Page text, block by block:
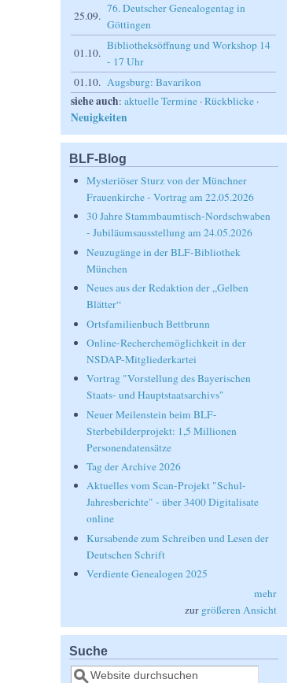
25.09.
76. Deutscher Genealogentag in
Göttingen
01.10.
Bibliotheksöffnung und Workshop 14
- 17 Uhr
01.10. Augsburg: Bavarikon
siehe auch:aktuelle Termine ·Rückblicke ·
Neuigkeiten
BLF-Blog
Mysteriöser Sturz von der Münchner
Frauenkirche - Vortrag am 22.05.2026
30 Jahre Stammbaumtisch-Nordschwaben
- Jubiläumsausstellung am 24.05.2026
Neuzugänge in der BLF-Bibliothek
München
Neues aus der Redaktion der „Gelben
Blätter“
Ortsfamilienbuch Bettbrunn
Online-Recherchemöglichkeit in der
NSDAP-Mitgliederkartei
Vortrag "Vorstellung des Bayerischen
Staats- und Hauptstaatsarchivs"
Neuer Meilenstein beim BLF-
Sterbebilderprojekt: 1,5 Millionen
Personendatensätze
Tag der Archive 2026
Aktuelles vom Scan-Projekt "Schul-
Jahresberichte" - über 3400 Digitalisate
online
Kursabende zum Schreiben und Lesen der
Deutschen Schrift
Verdiente Genealogen 2025
mehr
zur größeren Ansicht
Suche
Suche